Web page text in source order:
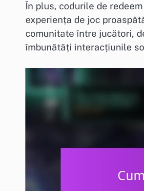
În plus, codurile de
experiența de joc
comunitate între jucători,
îmbunătăți interacțiunile